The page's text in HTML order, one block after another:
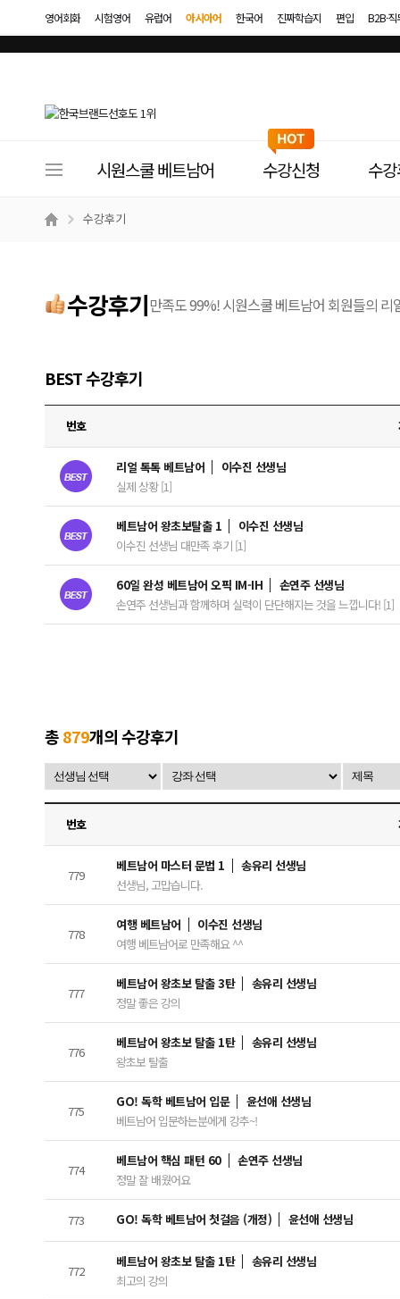
영어회화 시험영어 유럽어 아시아어 한국어 진짜학습지 편입 B2B·
이
메
시원스쿨 베트남어 수강신청 수
수강후기
수강후기만족도 99%! 시원스쿨 베트남어 회원들의 리
BEST 수강후기
번호
리얼 톡톡 베트남어
이수진 선생님
실제 상황 [1]
베트남어 왕초보탈출 1
이수진 선생님
이수진 선생님 대만족 후기 [1]
60일 완성 베트남어 오픽 IM-IH
손연주 선생님
손연주 선생님과 함께하며 실력이 단단해지는 것을 느낍니다! [1]
총879개의 수강후기
번호
779
베트남어 마스터 문법 1
송유리 선생님
선생님, 고맙습니다.
778
여행 베트남어
이수진 선생님
여행 베트남어로 만족해요 ^^
777
베트남어 왕초보 탈출 3탄
송유리 선생님
정말 좋은 강의
776
베트남어 왕초보 탈출 1탄
송유리 선생님
왕초보 탈출
775
GO! 독학 베트남어 입문
윤선애 선생님
베트남어 입문하는분에게 강추~!
774
베트남어 핵심 패턴 60
손연주 선생님
정말 잘 배웠어요
773 GO! 독학 베트남어 첫걸음 (개정) 윤선애 선생님
772
베트남어 왕초보 탈출 1탄
송유리 선생님
최고의 강의